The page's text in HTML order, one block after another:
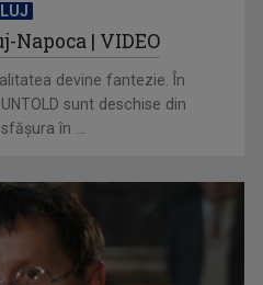
Napoca | VIDEO
devine fantezie. În
sunt deschise din
în ...